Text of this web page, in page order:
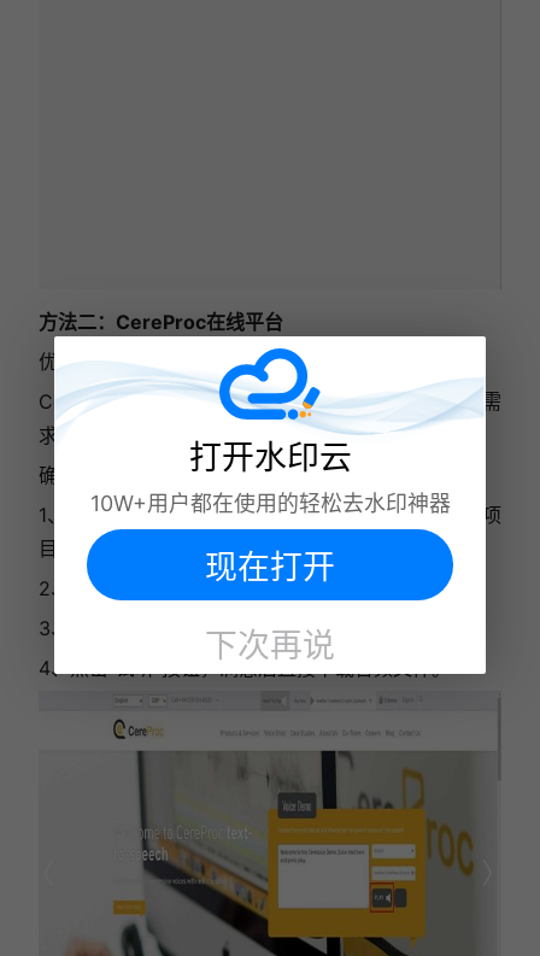
方法二：CereProc在线平台
优势亮点：
CereProc提供了丰富的声音库，满足您多样化的需
求。
确保网络连接稳定，以便顺利完成语音处理和下载。
1、登录CereProc在线平台，开始创建新的语音合成项
目。
2、输入您的文本内容，并选择心仪的声音库和语言。
3、根据需要调整语速、音调等语音参数。
4、点击“试听”按钮，满意后直接下载音频文件。
打开水印云
10W+用户都在使用的轻松去水印神器
现在打开
下次再说